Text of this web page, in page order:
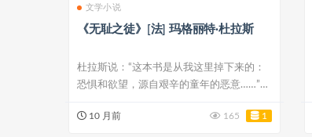
文学小说
《无耻之徒》[法] 玛格丽特·杜拉斯
杜拉斯说：“这本书是从我这里掉下来的：
恐惧和欲望，源自艰辛的童年的恶意……”
10 月前 165 1